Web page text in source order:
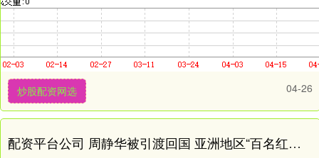
炒股配资网选 04-26
配资平台公司 周静华被引渡回国 亚洲地区“百名红通人员”清零